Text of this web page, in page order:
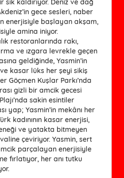
kaldırıyor. Deniz ve dağ
gece sesleri, naber
enerjisiyle başlayan akşam,
amina iniyor.
restoranlarında rakı,
ve ızgara levrekle geçen
geldiğinde, Yasmin’in
kasar lüks her şeyi sikiş
Göçmen Kuşlar Parkı’nda
gizli bir amcik gecesi
sakin esintiler
yap; Yasmin’in mekânı her
kadınının kasar enerjisi,
ve yatakta bitmeyen
çeviriyor. Yasmin, sert
parçalayan enerjisiyle
fırlatıyor, her anı tutku